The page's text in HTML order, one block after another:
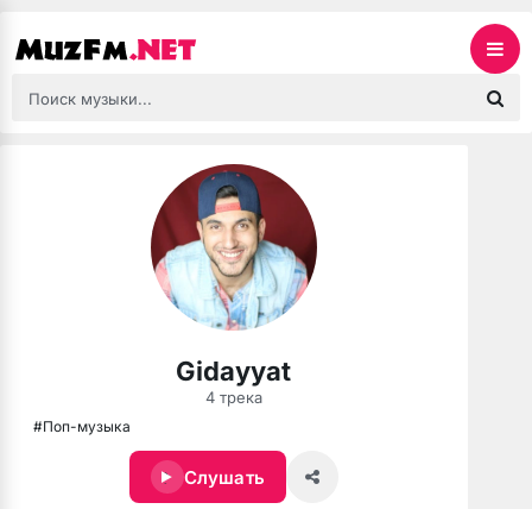
Gidayyat
4 трека
#Поп-музыка
Слушать